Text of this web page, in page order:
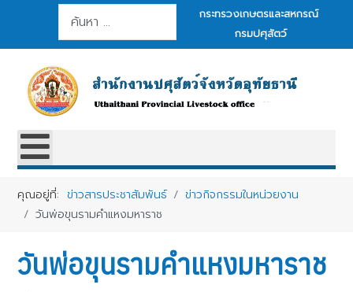
การค้นหา
กระทรวงเกษตรและสหกรณ์
กรมปศุสัตว์
คุณอยู่ที่:ข่าวสารประชาสัมพันธ์
ข่าวกิจกรรมในหน่วยงาน
วันพ่อขุนรามคำแหงมหาราช
วันพ่อขุนรามคำแหงมหาราช